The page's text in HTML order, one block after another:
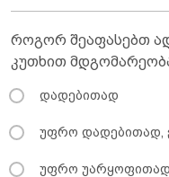
როგორ შეაფასებთ
კუთხით
დადებითად
უფრო დადებითად,
უფრო